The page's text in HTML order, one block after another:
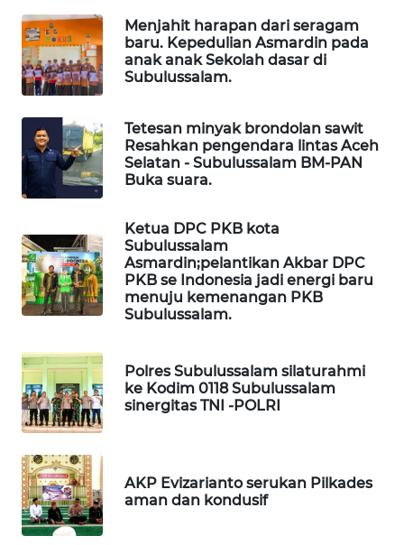
Menjahit harapan dari seragam
baru. Kepedulian Asmardin pada
anak anak Sekolah dasar di
Subulussalam.
Tetesan minyak brondolan sawit
Resahkan pengendara lintas Aceh
Selatan - Subulussalam BM-PAN
Buka suara.
Ketua DPC PKB kota
Subulussalam
Asmardin;pelantikan Akbar DPC
PKB se Indonesia jadi energi baru
menuju kemenangan PKB
Subulussalam.
Polres Subulussalam silaturahmi
ke Kodim 0118 Subulussalam
sinergitas TNI -POLRI
AKP Evizarianto serukan Pilkades
aman dan kondusif
WAHANA
HEALTH
WAHANA
DESA
WISATA
LAPAK
WAHANA
Wahana
Network
KONSUMEN
LISTRIK
MASYARAKAT
KELISTRIKAN
WALINKI
MAWAKA
ID